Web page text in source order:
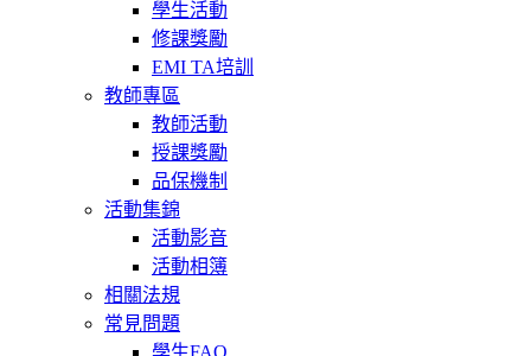
學生活動
修課獎勵
EMI TA培訓
教師專區
教師活動
授課獎勵
品保機制
活動集錦
活動影音
活動相簿
相關法規
常見問題
學生FAQ